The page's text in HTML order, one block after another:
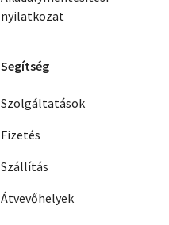
nyilatkozat
Segítség
Szolgáltatások
Fizetés
Szállítás
Átvevőhelyek